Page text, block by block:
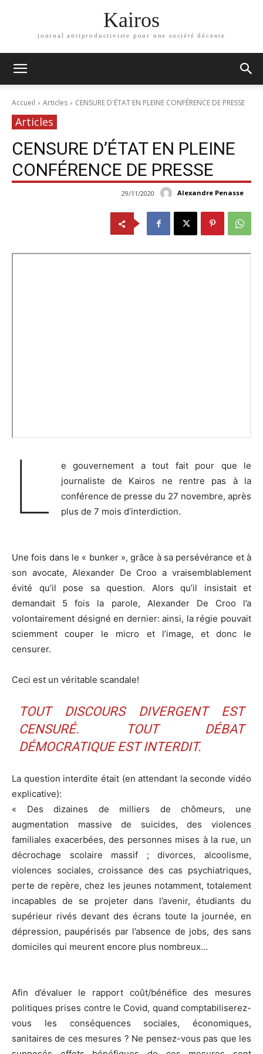
Kairos
journal antiproductiviste pour une société décente
Accueil Articles CENSURE D'ÉTAT EN PLEINE CONFÉRENCE DE PRESSE
Articles
CENSURE D’ÉTAT EN PLEINE
CONFÉRENCE DE PRESSE
Alexandre Penasse
29/11/2020
L
e gouvernement a tout fait pour que le
journaliste de Kairos ne rentre pas à la
conférence de presse du 27 novembre, après
plus de 7 mois d’interdiction.
Une fois dans le « bunker », grâce à sa persévérance et à
son avocate, Alexander De Croo a vraisemblablement
évité qu’il pose sa question. Alors qu’il insistait et
demandait 5 fois la parole, Alexander De Croo l’a
volontairement désigné en dernier: ainsi, la régie pouvait
sciemment couper le micro et l’image, et donc le
censurer.
Ceci est un véritable scandale!
TOUT DISCOURS DIVERGENT EST
CENSURÉ. TOUT DÉBAT
DÉMOCRATIQUE EST INTERDIT.
La question interdite était (en attendant la seconde vidéo
explicative):
« Des dizaines de milliers de chômeurs, une
augmentation massive de suicides, des violences
familiales exacerbées, des personnes mises à la rue, un
décrochage scolaire massif ; divorces, alcoolisme,
violences sociales, croissance des cas psychiatriques,
perte de repère, chez les jeunes notamment, totalement
incapables de se projeter dans l’avenir, étudiants du
supérieur rivés devant des écrans toute la journée, en
dépression, paupérisés par l’absence de jobs, des sans
domiciles qui meurent encore plus nombreux…
Afin d’évaluer le rapport coût/bénéfice des mesures
politiques prises contre le Covid, quand comptabiliserez-
vous les conséquences sociales, économiques,
sanitaires de ces mesures ? Ne pensez-vous pas que les